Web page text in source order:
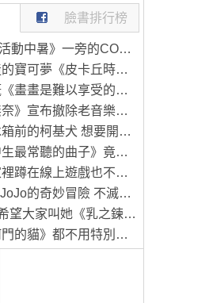
臉書排行榜
《COSPLAY活動中暑》一旁的COSER見狀幫忙叫救護車 卻被工作人員嫌棄了
老爸巧手改造的寶可夢《皮卡丘時鐘》原本的模樣被女兒嫌棄不可愛，所以特別為其特別製作一番
日本網友感慨《畫畫是難以享受的興趣》畫得不好就永遠得不到樂趣了？
《電玩店的無奈》宣布撤除老音樂遊戲機台 平常沒人玩這時候卻又高喊不要撤
喜歡堅守在冰箱前的柯基犬 想要開冰箱拿個東西還得挪開...然後在放回去XD
《日本國高中生最常聽的曲子》竟然是26年前的色情塗鴉 該怎麼解讀這種現象呢？
日本研究《家裡蹲在線上遊戲也不會社交》越玩越沒辦法回歸社會？
TAITO推出《JoJo的奇妙冒險 不滅鑽石》新周邊「穿心攻擊」將於八月下旬正式推出
這位COSER希望大家叫她《乳之鍊金術師》自認調整乳量的努力不輸任何人
《可以開任何門的貓》都不用特別開小洞給牠，整個家貓貓進出完全自由